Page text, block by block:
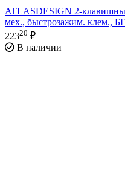
ATLASDESIGN 2-
мех., быстрозажим. клем.,
22320 ₽
В наличии